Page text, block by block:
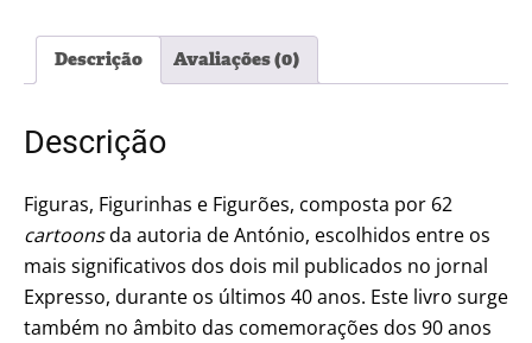
Figurões
Edição
Descrição Avaliações (0)
Descrição
Figuras, Figurinhas e Figurões, composta por 62
cartoonsda autoria de António, escolhidos entre os
mais significativos dos dois mil publicados no jornal
Expresso, durante os últimos 40 anos. Este livro surge
também no âmbito das comemorações dos 90 anos